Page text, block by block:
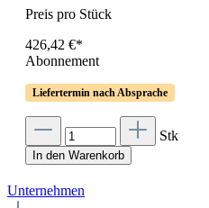
Preis pro Stück
426,42 €*
Abonnement
Liefertermin nach Absprache
Stk
In den Warenkorb
Unternehmen